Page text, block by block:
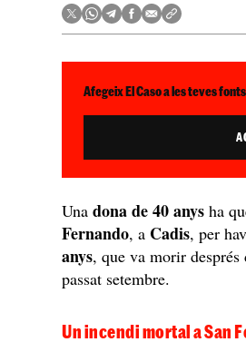
Afegeix El Caso a les teves
Unadona de 40 anys ha
Fernando, a Cadis, per
anys, que va morir
passat setembre.
Un incendi mortal a San